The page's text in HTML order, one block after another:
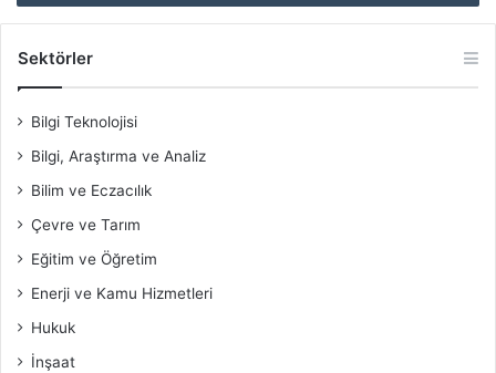
Sektörler
Bilgi Teknolojisi
Bilgi, Araştırma ve Analiz
Bilim ve Eczacılık
Çevre ve Tarım
Eğitim ve Öğretim
Enerji ve Kamu Hizmetleri
Hukuk
İnşaat